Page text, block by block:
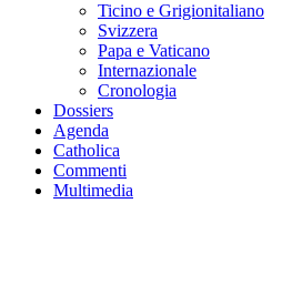
Ticino e Grigionitaliano
Svizzera
Papa e Vaticano
Internazionale
Cronologia
Dossiers
Agenda
Catholica
Commenti
Multimedia